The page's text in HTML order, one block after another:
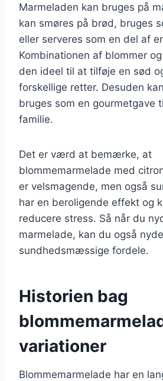
Marmeladen kan bruges på
kan smøres på brød, bruges
eller serveres som en del af
Kombinationen af blommer
den ideel til at tilføje en sød
forskellige retter. Desuden
bruges som en gourmetgave
familie.
Det er værd at bemærke, at
blommemarmelade med
er velsmagende, men også
har en beroligende effekt og
reducere stress. Så når du
marmelade, kan du også
sundhedsmæssige fordele.
Historien bag
variationer
Blommemarmelade har en